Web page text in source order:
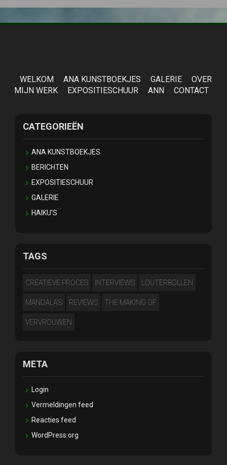
WELKOM ANA KUNSTBOEKJES GALERIE
OVER
MIJN WERK
EXPOSITIESCHUUR ANN CONTACT
CATEGORIEËN
ANA KUNSTBOEKJES
BERICHTEN
EXPOSITIESCHUUR
GALERIE
HAIKU'S
TAGS
CREATIEVE PROCES INTERVIEWS LOUTERBOLLEN
MANDALA'S REVIEWS THE MAKING OF
VERVROUWEN
META
Login
Vermeldingen feed
Reacties feed
WordPress.org